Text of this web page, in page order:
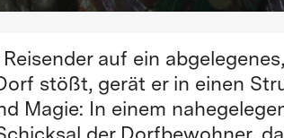
auf ein
stößt, gerät er in einen
Magie: In einem